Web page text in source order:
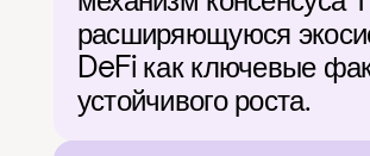
расширяющуюся
DeFi как ключевые
устойчивого роста.